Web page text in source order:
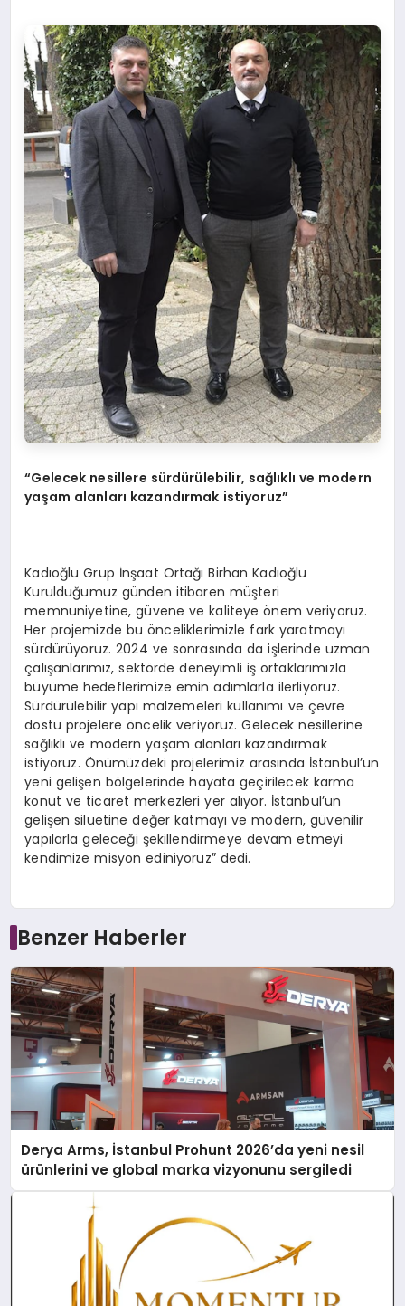
“Gelecek nesillere sürdürülebilir, sağlıklı ve modern
yaşam alanları kazandırmak istiyoruz”
Kadıoğlu Grup İnşaat Ortağı Birhan Kadıoğlu
Kurulduğumuz günden itibaren müşteri
memnuniyetine, güvene ve kaliteye önem veriyoruz.
Her projemizde bu önceliklerimizle fark yaratmayı
sürdürüyoruz. 2024 ve sonrasında da işlerinde uzman
çalışanlarımız, sektörde deneyimli iş ortaklarımızla
büyüme hedeflerimize emin adımlarla ilerliyoruz.
Sürdürülebilir yapı malzemeleri kullanımı ve çevre
dostu projelere öncelik veriyoruz. Gelecek nesillerine
sağlıklı ve modern yaşam alanları kazandırmak
istiyoruz. Önümüzdeki projelerimiz arasında İstanbul’un
yeni gelişen bölgelerinde hayata geçirilecek karma
konut ve ticaret merkezleri yer alıyor. İstanbul’un
gelişen siluetine değer katmayı ve modern, güvenilir
yapılarla geleceği şekillendirmeye devam etmeyi
kendimize misyon ediniyoruz” dedi.
Benzer Haberler
Derya Arms, İstanbul Prohunt 2026’da yeni nesil
ürünlerini ve global marka vizyonunu sergiledi